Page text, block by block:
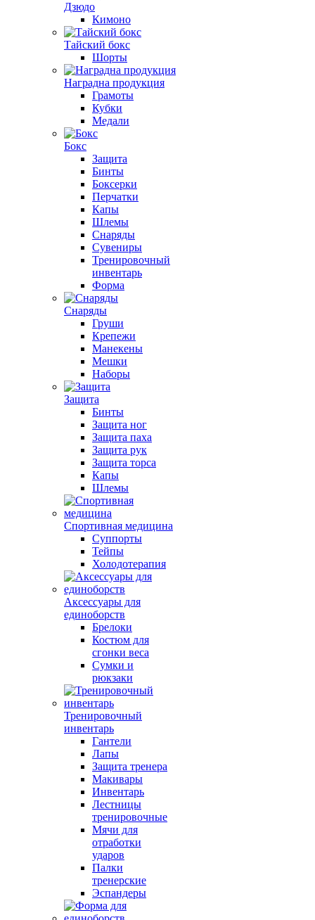
Дзюдо
Кимоно
Тайский бокс
Шорты
Наградна продукция
Грамоты
Кубки
Медали
Бокс
Защита
Бинты
Боксерки
Перчатки
Капы
Шлемы
Снаряды
Сувениры
Тренировочный
инвентарь
Форма
Снаряды
Груши
Крепежи
Манекены
Мешки
Наборы
Защита
Бинты
Защита ног
Защита паха
Защита рук
Защита торса
Капы
Шлемы
Спортивная медицина
Суппорты
Тейпы
Холодотерапия
Аксессуары для
единоборств
Брелоки
Костюм для
сгонки веса
Сумки и
рюкзаки
Тренировочный
инвентарь
Гантели
Лапы
Защита тренера
Макивары
Инвентарь
Лестницы
тренировочные
Мячи для
отработки
ударов
Палки
тренерские
Эспандеры